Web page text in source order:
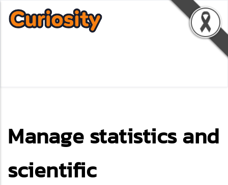
Manage statistics and
scientific